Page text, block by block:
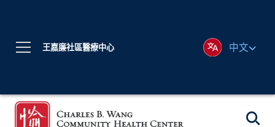
王嘉廉社區醫療中心 中文